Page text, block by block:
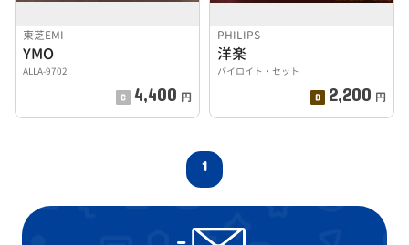
東芝EMI
YMO
ALLA-9702
4,400 円
PHILIPS
洋楽
バイロイト・セット
2,200 円
1